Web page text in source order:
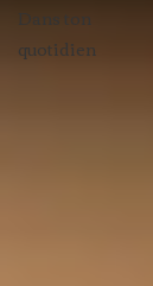
Dans ton
quotidien